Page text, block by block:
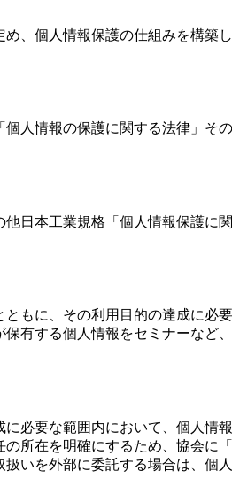
、個人情報保護の仕組みを構築
人情報の保護に関する法律」そ
本工業規格「個人情報保護に
もに、その利用目的の達成に必
有する個人情報をセミナーなど
必要な範囲内において、個人情
所在を明確にするため、協会に
いを外部に委託する場合は、個